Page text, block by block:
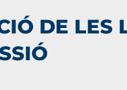
DE LES